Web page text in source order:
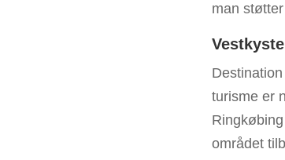
man
turisme er
området